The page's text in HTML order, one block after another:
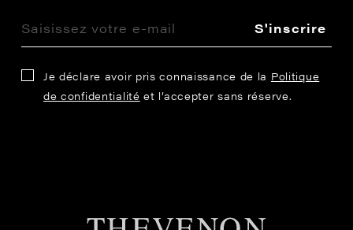
S'inscrire
Je déclare avoir pris connaissance de la Politique
de confidentialité et l’accepter sans réserve.